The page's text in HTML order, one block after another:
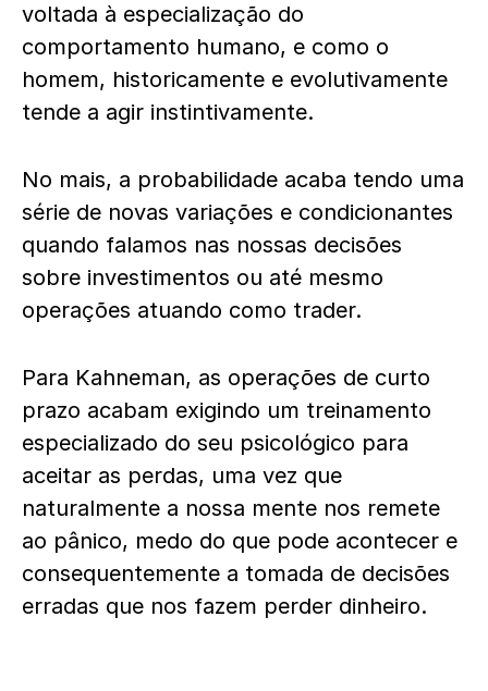
voltada à especialização do
comportamento humano, e como o
homem, historicamente e evolutivamente
tende a agir instintivamente.
No mais, a probabilidade acaba tendo uma
série de novas variações e condicionantes
quando falamos nas nossas decisões
sobre investimentos ou até mesmo
operações atuando como trader.
Para Kahneman, as operações de curto
prazo acabam exigindo um treinamento
especializado do seu psicológico para
aceitar as perdas, uma vez que
naturalmente a nossa mente nos remete
ao pânico, medo do que pode acontecer e
consequentemente a tomada de decisões
erradas que nos fazem perder dinheiro.